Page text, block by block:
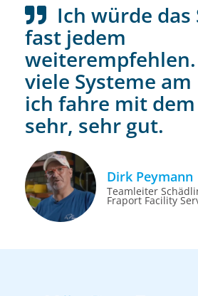
Ich würde das
fast jedem
weiterempfehlen.
viele Systeme
ich fahre mit dem
sehr, sehr gut.
Dirk Peymann
Teamleiter
Fraport Facility